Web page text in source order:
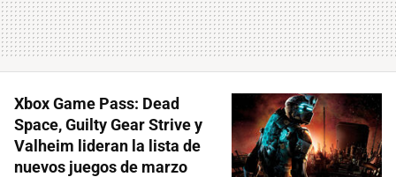
Xbox Game Pass: Dead
Space, Guilty Gear Strive y
Valheim lideran la lista de
nuevos juegos de marzo